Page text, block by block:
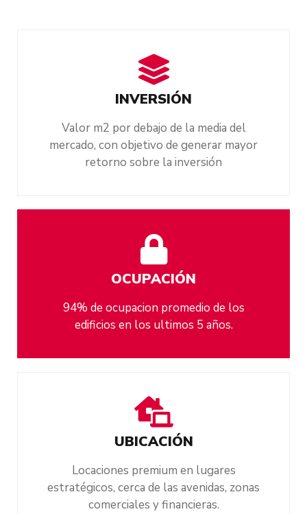
INVERSIÓN
Valor m2 por debajo de la media del
mercado, con objetivo de generar mayor
retorno sobre la inversión
OCUPACIÓN
94% de ocupacion promedio de los
edificios en los ultimos 5 años.
UBICACIÓN
Locaciones premium en lugares
estratégicos, cerca de las avenidas, zonas
comerciales y financieras.